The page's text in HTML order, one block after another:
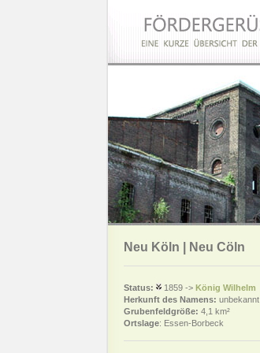
Neu Köln | Neu Cöln
Status: 1859 -> König Wilhelm
Herkunft des Namens: unbekannt
Grubenfeldgröße: 4,1 km²
Ortslage: Essen-Borbeck